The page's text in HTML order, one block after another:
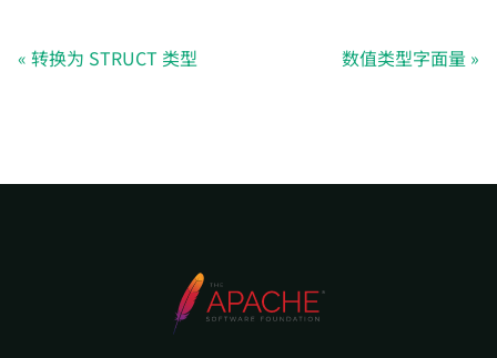
转换为 STRUCT 类型 数值类型字面量